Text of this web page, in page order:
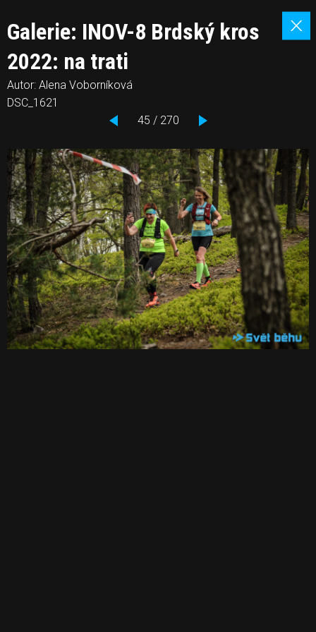
Galerie: INOV-8 Brdský kros
2022: na trati
Autor: Alena Voborníková
DSC_1621
45 / 270